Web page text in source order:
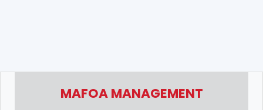
MAFOA MANAGEMENT